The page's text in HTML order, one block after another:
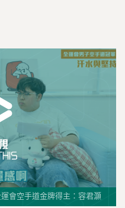
會空手道金牌得主：容君灝